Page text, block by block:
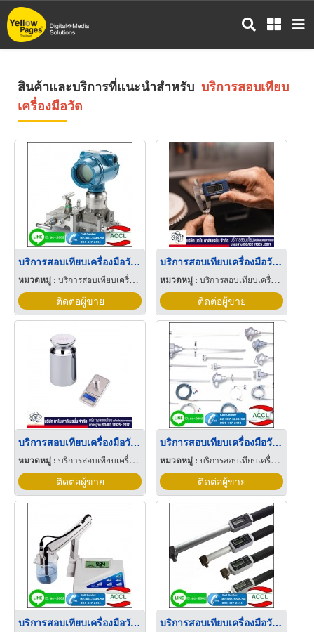
ข้าม
ไป
สินค้าและบริการที่แนะนำสำหรับ บริการสอบเทียบ
เครื่องมือวัด
บริการสอบเทียบเครื่องมือวัดด้านความดัน
หมวดหมู่ : บริการสอบเทียบเครื่องมือวัด
ติดต่อผู้ขาย
บริการสอบเทียบเครื่องมือวัดขนาด ราคาพิเศษ
หมวดหมู่ :บริการสอบเทียบเครื่องมือวัด
ติดต่อผู้ขาย
บริการสอบเทียบเครื่องมือวัดตุ้มน้ำหนักและเครื่องชั่ง
หมวดหมู่ : บริการสอบเทียบเครื่องมือวัด
ติดต่อผู้ขาย
บริการสอบเทียบเครื่องมือวัดอุณหภูมิ
หมวดหมู่ :บริการสอบเทียบเครื่องมือวัด
ติดต่อผู้ขาย
บริการสอบเทียบเครื่องมือวัดด้านเคมี บริการสอบเทียบเครื่องมือวัดแรงบิดแรงกด-แรงดึง